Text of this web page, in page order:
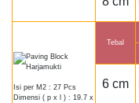
Isi per M2 : 27 Pcs
Dimensi ( p x l ) : 19.7 x
Tebal
6 cm